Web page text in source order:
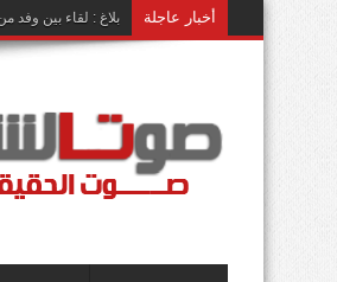
أخبار عاجلة بلاغ : لقاء بين